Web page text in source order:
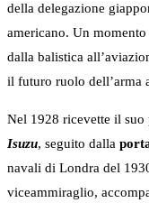
della delegazione
americano. Un
dalla balistica
il futuro ruolo dell’arma
Nel 1928 ricevette il
Isuzu, seguito dalla
navali di Londra del
viceammiraglio,